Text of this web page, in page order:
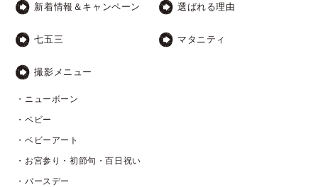
新着情報＆キャンペーン 選ばれる理由
七五三 マタニティ
撮影メニュー
・ニューボーン
・ベビー
・ベビーアート
・お宮参り・初節句・百日祝い
・バースデー